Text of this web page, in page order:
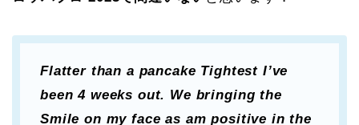
Flatter than a pancake Tightest I’ve
been 4 weeks out. We bringing the
Smile on my face as am positive in the